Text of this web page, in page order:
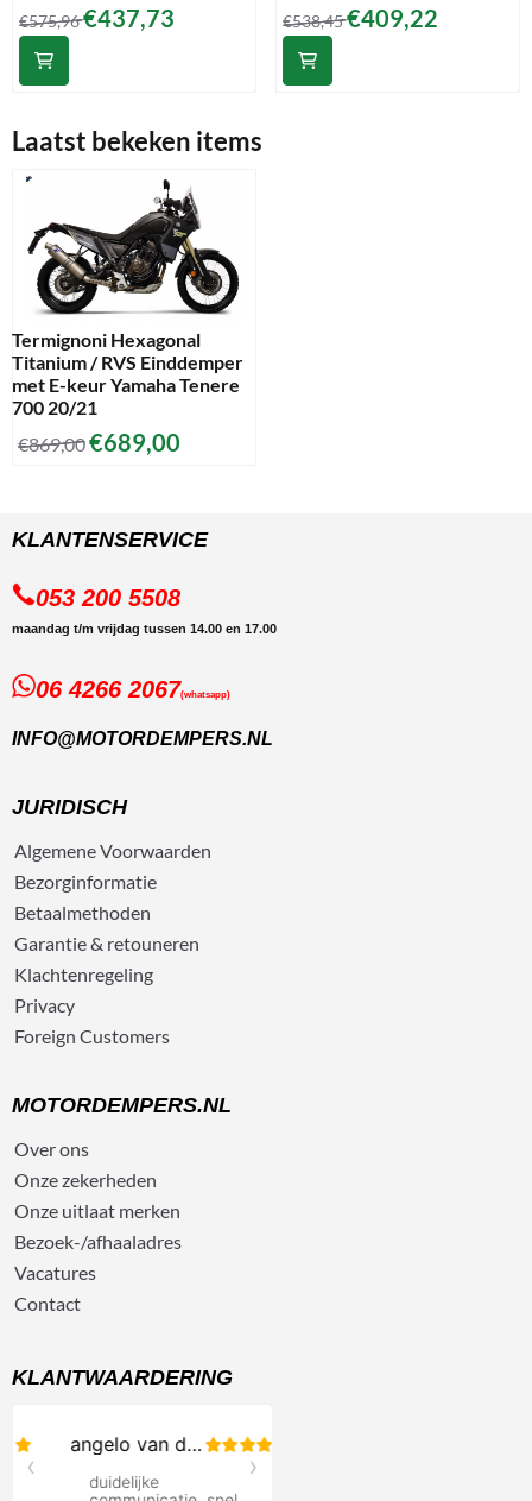
Van 575,96 voor 437,73
€575,96€437,73 Van 538,45 voor 409,22
€538,45€409,22
Laatst bekeken items
Termignoni Hexagonal
Titanium / RVS Einddemper
met E-keur Yamaha Tenere
700 20/21
€869,00€689,00
KLANTENSERVICE
053 200 5508
maandag t/m vrijdag tussen 14.00 en 17.00
06 4266 2067(whatsapp)
INFO@MOTORDEMPERS.NL
JURIDISCH
AlgemeneVoorwaarden
Bezorginformatie
Betaalmethoden
Garantie & retouneren
Klachtenregeling
Privacy
Foreign Customers
MOTORDEMPERS.NL
Over ons
Onze zekerheden
Onze uitlaat merken
Bezoek-/afhaaladres
Vacatures
Contact
KLANTWAARDERING